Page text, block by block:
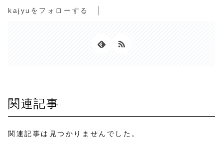
kajyuをフォローする
関連記事
関連記事は見つかりませんでした。